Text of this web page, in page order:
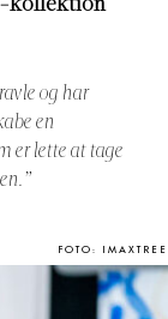
kollektion
og har
en
er lette at tage
FOTO: IMAXTREE